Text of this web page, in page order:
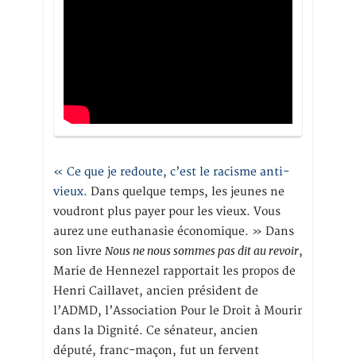
« Ce que je redoute, c’est le racisme anti-
vieux. Dans quelque temps, les jeunes ne
voudront plus payer pour les vieux. Vous
aurez une euthanasie économique. » Dans
son livre Nous ne nous sommes pas dit au revoir,
Marie de Hennezel rapportait les propos de
Henri Caillavet, ancien président de
l’ADMD, l’Association Pour le Droit à Mourir
dans la Dignité. Ce sénateur, ancien
député, franc-maçon, fut un fervent